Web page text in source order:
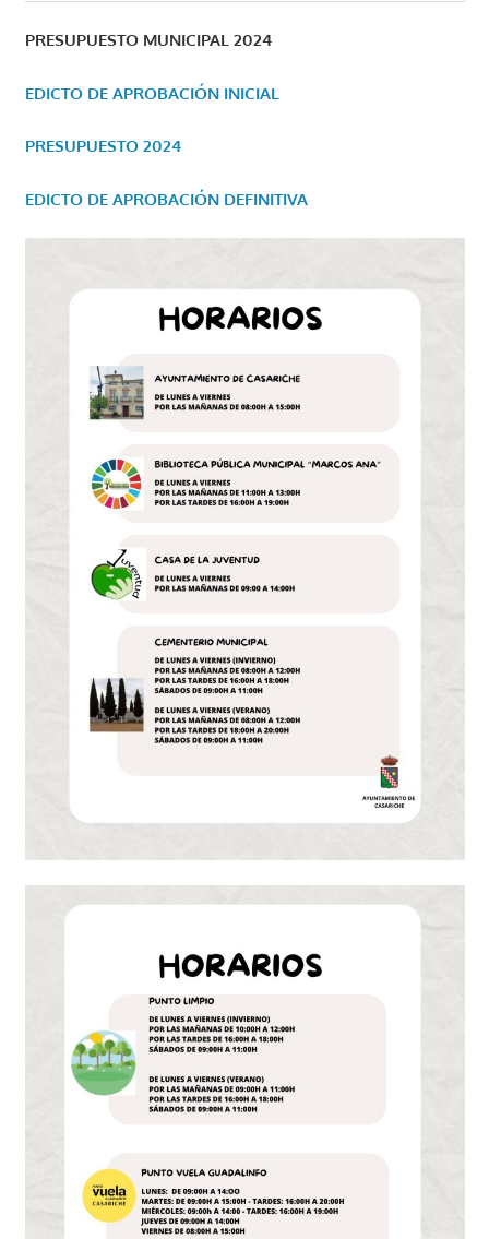
PRESUPUESTO MUNICIPAL 2024
EDICTO DE APROBACIÓN INICIAL
PRESUPUESTO 2024
EDICTO DE APROBACIÓN DEFINITIVA